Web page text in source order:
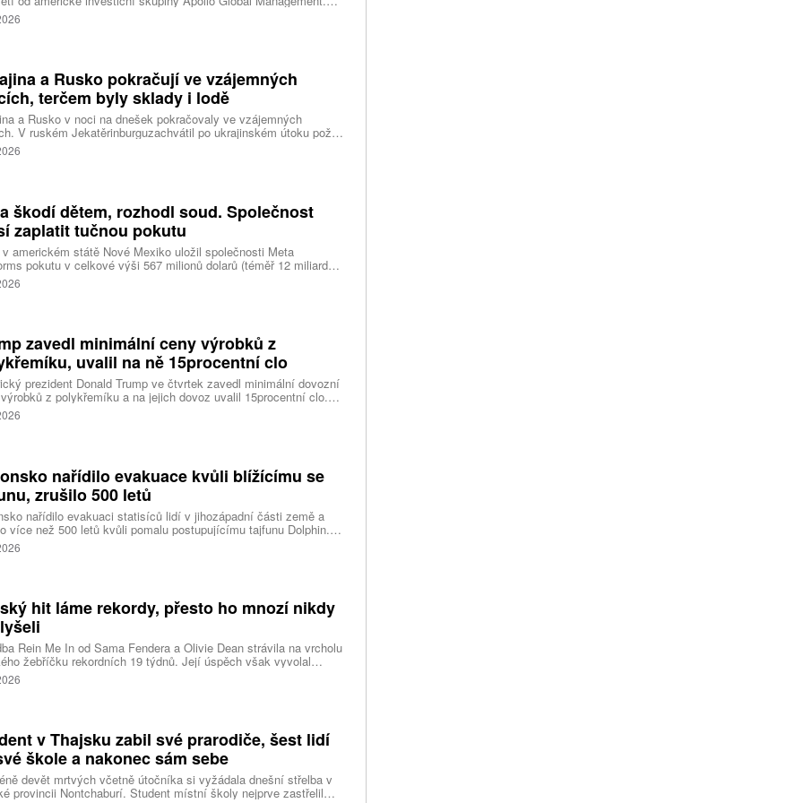
oceňuje aerolinku na 5,7 miliardy liber, tedy přibližně 162
korun.
a Rusko pokračují ve vzájemných
terčem byly sklady i lodě
a Rusko v noci na dnešek pokračovaly ve vzájemných
V ruském Jekatěrinburguzachvátil po ukrajinském útoku požár
centrum ruského internetového prodejce Wildberries.
o tom informovala bez podrobností na síti Telegram.
škodí dětem, rozhodl soud. Společnost
zaplatit tučnou pokutu
americkém státě Nové Mexiko uložil společnosti Meta
pokutu v celkové výši 567 milionů dolarů (téměř 12 miliard
za újmu, kterou její platformy Facebook a Instagram působí
lidem. Firma musí změnit způsob ověřování věku.
zavedl minimální ceny výrobků z
uvalil na ně 15procentní clo
prezident Donald Trump ve čtvrtek zavedl minimální dovozní
z polykřemíku a na jejich dovoz uvalil 15procentní clo.
se používá při výrobě polovodičů a je hlavní složkou
panelů, jeho největším světovým producentem je Čína.
Reuters.nařídilo evakuace kvůli blížícímu se
zrušilo 500 letů
nařídilo evakuaci statisíců lidí v jihozápadní části země a
více než 500 letů kvůli pomalu postupujícímu tajfunu Dolphin.
meteorologů přinese tajfun do oblasti silný vítr, prudký déšť a
vlny, píše agentura Reuters. Dolphin je tajfunem první, tedy
meteorologická agentura (JMA).
hit láme rekordy, přesto ho mnozí nikdy
Rein Me In od Sama Fendera a Olivie Dean strávila na vrcholu
žebříčku rekordních 19 týdnů. Její úspěch však vyvolal
reakci. Řada lidí tvrdí, že píseň nikdy neslyšela. Hudební
totiž rozdělil do menších skupin, které poslouchají úplně jiné
v Thajsku zabil své prarodiče, šest lidí
škole a nakonec sám sebe
devět mrtvých včetně útočníka si vyžádala dnešní střelba v
provincii Nontchaburí. Student místní školy nejprve zastřelil